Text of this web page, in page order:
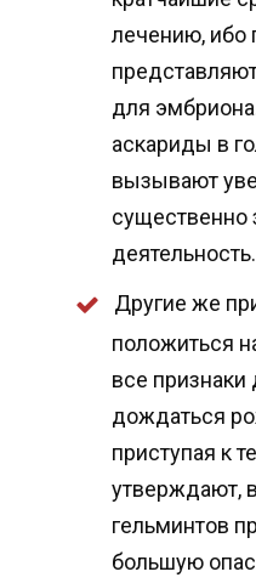
лечению, ибо
для
аскариды в
вызывают
существенно
деятельность.
Другие же
положиться
все
дождаться
приступая к
утверждают,
гельминтов
большую